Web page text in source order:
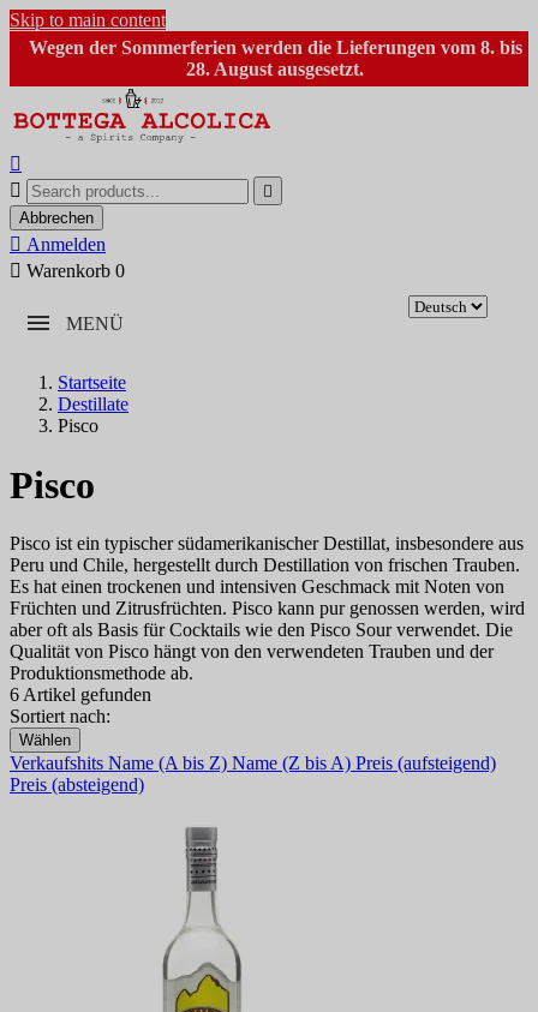
Skip to main content
Wegen der Sommerferien werden die Lieferungen vom 8. bis
28. August ausgesetzt.



Abbrechen
 Anmelden
 Warenkorb 0
MENÜ
Startseite
Destillate
Pisco
Pisco
Pisco ist ein typischer südamerikanischer Destillat, insbesondere aus
Peru und Chile, hergestellt durch Destillation von frischen Trauben.
Es hat einen trockenen und intensiven Geschmack mit Noten von
Früchten und Zitrusfrüchten. Pisco kann pur genossen werden, wird
aber oft als Basis für Cocktails wie den Pisco Sour verwendet. Die
Qualität von Pisco hängt von den verwendeten Trauben und der
Produktionsmethode ab.
6 Artikel gefunden
Sortiert nach:
Wählen
Verkaufshits Name (A bis Z) Name (Z bis A) Preis (aufsteigend)
Preis (absteigend)